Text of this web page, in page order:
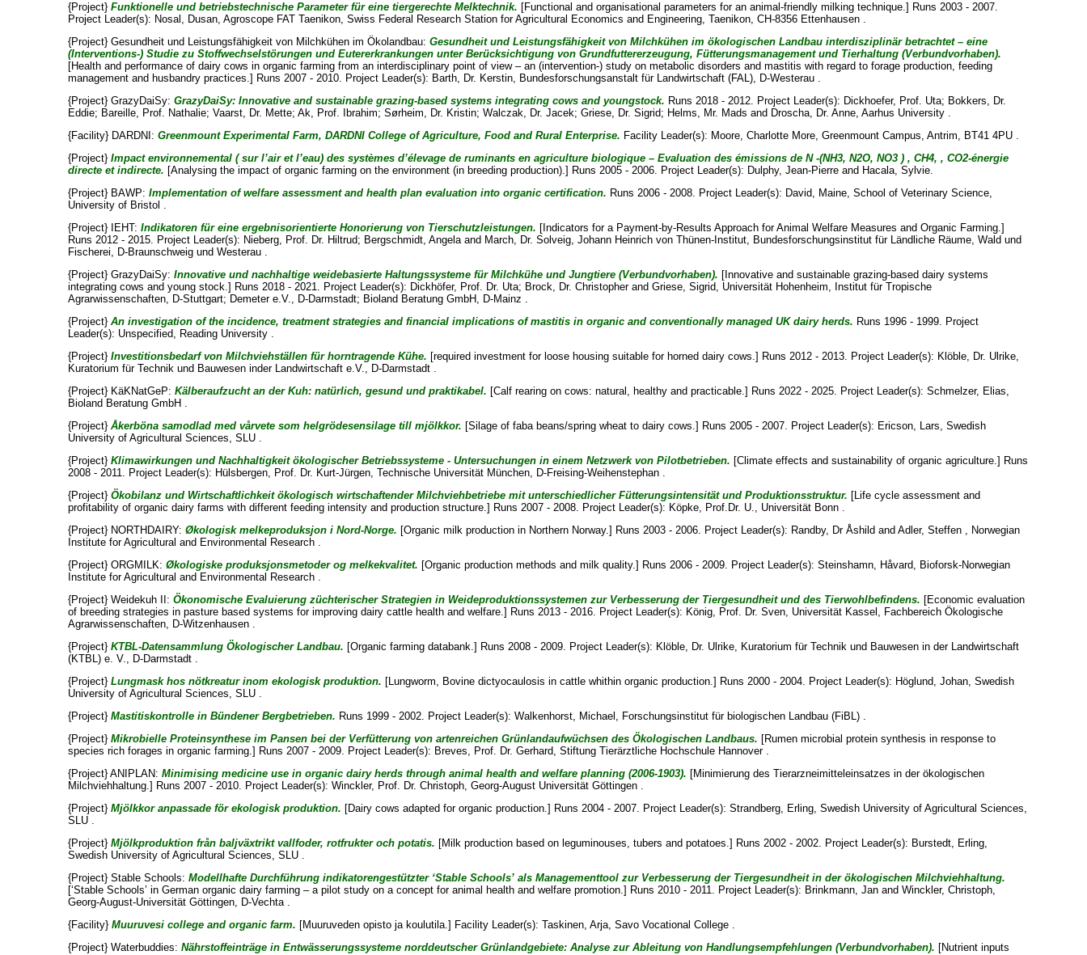
{Project} Funktionelle und betriebstechnische Parameter für eine tiergerechte Melktechnik. [Functional and organisational parameters for an animal-friendly milking technique.] Runs 2003 - 2007.
Project Leader(s): Nosal, Dusan, Agroscope FAT Taenikon, Swiss Federal Research Station for Agricultural Economics and Engineering, Taenikon, CH-8356 Ettenhausen .
{Project} Gesundheit und Leistungsfähigkeit von Milchkühen im Ökolandbau: Gesundheit und Leistungsfähigkeit von Milchkühen im ökologischen Landbau interdisziplinär betrachtet – eine
(Interventions-) Studie zu Stoffwechselstörungen und Eutererkrankungen unter Berücksichtigung von Grundfuttererzeugung, Fütterungsmanagement und Tierhaltung (Verbundvorhaben).
[Health and performance of dairy cows in organic farming from an interdisciplinary point of view – an (intervention-) study on metabolic disorders and mastitis with regard to forage production, feeding
management and husbandry practices.] Runs 2007 - 2010. Project Leader(s): Barth, Dr. Kerstin, Bundesforschungsanstalt für Landwirtschaft (FAL), D-Westerau .
{Project} GrazyDaiSy: GrazyDaiSy: Innovative and sustainable grazing-based systems integrating cows and youngstock. Runs 2018 - 2012. Project Leader(s): Dickhoefer, Prof. Uta; Bokkers, Dr.
Eddie; Bareille, Prof. Nathalie; Vaarst, Dr. Mette; Ak, Prof. Ibrahim; Sørheim, Dr. Kristin; Walczak, Dr. Jacek; Griese, Dr. Sigrid; Helms, Mr. Mads and Droscha, Dr. Anne, Aarhus University .
{Facility} DARDNI: Greenmount Experimental Farm, DARDNI College of Agriculture, Food and Rural Enterprise. Facility Leader(s): Moore, Charlotte More, Greenmount Campus, Antrim, BT41 4PU .
{Project} Impact environnemental ( sur l’air et l’eau) des systèmes d’élevage de ruminants en agriculture biologique – Evaluation des émissions de N -(NH3, N2O, NO3 ) , CH4, , CO2-énergie
directe et indirecte. [Analysing the impact of organic farming on the environment (in breeding production).] Runs 2005 - 2006. Project Leader(s): Dulphy, Jean-Pierreand Hacala, Sylvie.
{Project} BAWP: Implementation of welfare assessment and health plan evaluation into organic certification. Runs 2006 - 2008. Project Leader(s): David, Maine, School of Veterinary Science,
University of Bristol .
{Project} IEHT: Indikatoren für eine ergebnisorientierte Honorierung von Tierschutzleistungen. [Indicators for a Payment-by-Results Approach for Animal Welfare Measures and Organic Farming.]
Runs 2012 - 2015. Project Leader(s): Nieberg, Prof. Dr. Hiltrud; Bergschmidt, Angelaand March, Dr. Solveig, Johann Heinrich von Thünen-Institut, Bundesforschungsinstitut für Ländliche Räume, Wald und
Fischerei, D-Braunschweig und Westerau .
{Project} GrazyDaiSy: Innovative und nachhaltige weidebasierte Haltungssysteme für Milchkühe und Jungtiere (Verbundvorhaben). [Innovative and sustainable grazing-based dairy systems
integrating cows and young stock.] Runs 2018 - 2021. Project Leader(s): Dickhöfer, Prof. Dr. Uta; Brock, Dr. Christopherand Griese, Sigrid, Universität Hohenheim, Institut für Tropische
Agrarwissenschaften, D-Stuttgart; Demeter e.V., D-Darmstadt; Bioland Beratung GmbH, D-Mainz .
{Project} An investigation of the incidence, treatment strategies and financial implications of mastitis in organic and conventionally managed UK dairy herds. Runs 1996 - 1999. Project
Leader(s): Unspecified, Reading University .
{Project} Investitionsbedarf von Milchviehställen für horntragende Kühe. [required investment for loose housing suitable for horned dairy cows.] Runs 2012 - 2013. Project Leader(s): Klöble, Dr. Ulrike,
Kuratorium für Technik und Bauwesen inder Landwirtschaft e.V., D-Darmstadt .
{Project} KäKNatGeP: Kälberaufzucht an der Kuh: natürlich, gesund und praktikabel. [Calf rearing on cows: natural, healthy and practicable.] Runs 2022 - 2025. Project Leader(s): Schmelzer, Elias,
Bioland Beratung GmbH .
{Project} Åkerböna samodlad med vårvete som helgrödesensilage till mjölkkor. [Silage of faba beans/spring wheat to dairy cows.] Runs 2005 - 2007. Project Leader(s): Ericson, Lars, Swedish
University of Agricultural Sciences, SLU .
{Project} Klimawirkungen und Nachhaltigkeit ökologischer Betriebssysteme - Untersuchungen in einem Netzwerk von Pilotbetrieben. [Climate effects and sustainability of organic agriculture.] Runs
2008 - 2011. Project Leader(s): Hülsbergen, Prof. Dr. Kurt-Jürgen, Technische Universität München, D-Freising-Weihenstephan .
{Project} Ökobilanz und Wirtschaftlichkeit ökologisch wirtschaftender Milchviehbetriebe mit unterschiedlicher Fütterungsintensität und Produktionsstruktur. [Life cycle assessment and
profitability of organic dairy farms with different feeding intensity and production structure.] Runs 2007 - 2008. Project Leader(s): Köpke, Prof.Dr. U., Universität Bonn .
{Project} NORTHDAIRY: Økologisk melkeproduksjon i Nord-Norge. [Organic milk production in Northern Norway.] Runs 2003 - 2006. Project Leader(s): Randby, Dr Åshild and Adler, Steffen , Norwegian
Institute for Agricultural and Environmental Research .
{Project} ORGMILK: Økologiske produksjonsmetoder og melkekvalitet. [Organic production methods and milk quality.] Runs 2006 - 2009. Project Leader(s): Steinshamn, Håvard, Bioforsk-Norwegian
Institute for Agricultural and Environmental Research .
{Project} Weidekuh II: Ökonomische Evaluierung züchterischer Strategien in Weideproduktionssystemen zur Verbesserung der Tiergesundheit und des Tierwohlbefindens. [Economic evaluation
of breeding strategies in pasture based systems for improving dairy cattle health and welfare.] Runs 2013 - 2016. Project Leader(s): König, Prof. Dr. Sven, Universität Kassel, Fachbereich Ökologische
Agrarwissenschaften, D-Witzenhausen .
{Project} KTBL-Datensammlung Ökologischer Landbau. [Organic farming databank.] Runs 2008 - 2009. Project Leader(s): Klöble, Dr. Ulrike, Kuratorium für Technik und Bauwesen in der Landwirtschaft
(KTBL) e. V., D-Darmstadt .
{Project} Lungmask hos nötkreatur inom ekologisk produktion. [Lungworm, Bovine dictyocaulosis in cattle whithin organic production.] Runs 2000 - 2004. Project Leader(s): Höglund, Johan, Swedish
University of Agricultural Sciences, SLU .
{Project} Mastitiskontrolle in Bündener Bergbetrieben. Runs 1999 - 2002. Project Leader(s): Walkenhorst, Michael , Forschungsinstitut für biologischen Landbau (FiBL) .
{Project} Mikrobielle Proteinsynthese im Pansen bei der Verfütterung von artenreichen Grünlandaufwüchsen des Ökologischen Landbaus. [Rumen microbial protein synthesis in response to
species rich forages in organic farming.] Runs 2007 - 2009. Project Leader(s): Breves, Prof. Dr. Gerhard, Stiftung Tierärztliche Hochschule Hannover .
{Project} ANIPLAN: Minimising medicine use in organic dairy herds through animal health and welfare planning (2006-1903). [Minimierung des Tierarzneimitteleinsatzes in der ökologischen
Milchviehhaltung.] Runs 2007 - 2010. Project Leader(s): Winckler, Prof. Dr. Christoph, Georg-August Universität Göttingen .
{Project} Mjölkkor anpassade för ekologisk produktion. [Dairy cows adapted for organic production.] Runs 2004 - 2007. Project Leader(s): Strandberg, Erling, Swedish University of Agricultural Sciences,
SLU .
{Project} Mjölkproduktion från baljväxtrikt vallfoder, rotfrukter och potatis. [Milk production based on leguminouses, tubers and potatoes.] Runs 2002 - 2002. Project Leader(s): Burstedt, Erling,
Swedish University of Agricultural Sciences, SLU .
{Project} Stable Schools: Modellhafte Durchführung indikatorengestützter ‘Stable Schools’ als Managementtool zur Verbesserung der Tiergesundheit in der ökologischen Milchviehhaltung.
[‘Stable Schools’ in German organic dairy farming – a pilot study on a concept for animal health and welfare promotion.] Runs 2010 - 2011. Project Leader(s): Brinkmann, Janand Winckler, Christoph,
Georg-August-Universität Göttingen, D-Vechta .
{Facility} Muuruvesi college and organic farm. [Muuruveden opisto ja koulutila.] Facility Leader(s): Taskinen, Arja, Savo Vocational College .
{Project} Waterbuddies: Nährstoffeinträge in Entwässerungssysteme norddeutscher Grünlandgebiete: Analyse zur Ableitung von Handlungsempfehlungen (Verbundvorhaben). [Nutrient inputs